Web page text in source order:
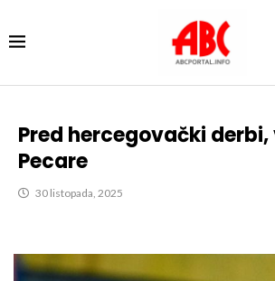
Pred hercegovački derbi,
Pecare
30 listopada, 2025